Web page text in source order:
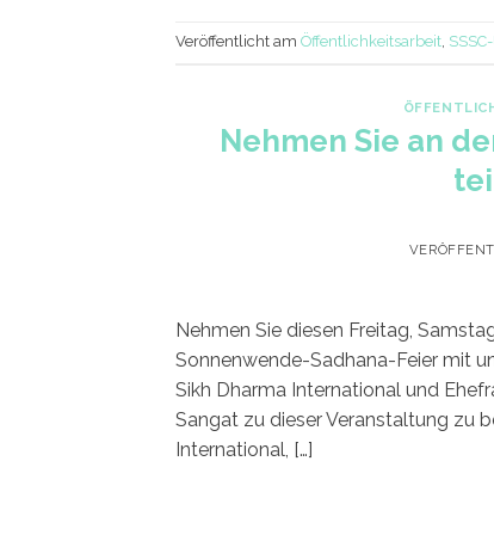
Veröffentlicht am Öffentlichkeitsarbeit,
Nehmen Sie an
Nehmen Sie diesen Freitag,
Sonnenwende-Sadhana-Feier mit
Sikh Dharma International und
Sangat zu dieser Veranstaltung zu
International, […]